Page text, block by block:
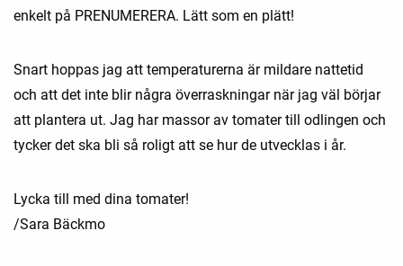
enkelt på PRENUMERERA. Lätt som en plätt!
Snart hoppas jag att temperaturerna är mildare nattetid
och att det inte blir några överraskningar när jag väl börjar
att plantera ut. Jag har massor av tomater till odlingen och
tycker det ska bli så roligt att se hur de utvecklas i år.
Lycka till med dina tomater!
/Sara Bäckmo